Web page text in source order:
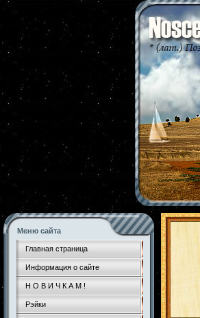
Меню сайта
Главная страница
Информация о сайте
Н О В И Ч К А М !
Рэйки